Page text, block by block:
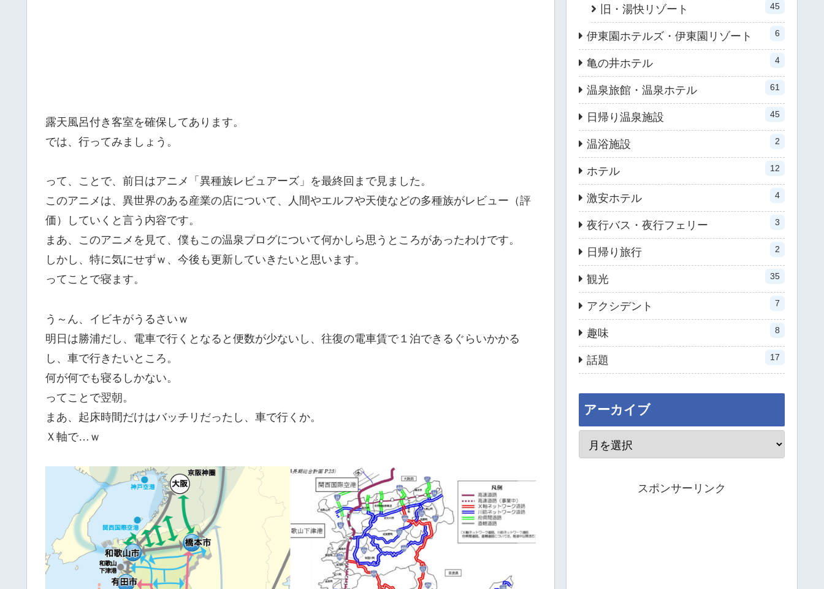
露天風呂付き客室を確保してあります。
では、行ってみましょう。
って、ことで、前日はアニメ「異種族レビュアーズ」を最終回まで見ました。
このアニメは、異世界のある産業の店について、人間やエルフや天使などの多種族がレビュー（評
価）していくと言う内容です。
まあ、このアニメを見て、僕もこの温泉ブログについて何かしら思うところがあったわけです。
しかし、特に気にせずｗ、今後も更新していきたいと思います。
ってことで寝ます。
う～ん、イビキがうるさいｗ
明日は勝浦だし、電車で行くとなると便数が少ないし、往復の電車賃で１泊できるぐらいかかる
し、車で行きたいところ。
何が何でも寝るしかない。
ってことで翌朝。
まあ、起床時間だけはバッチリだったし、車で行くか。
Ｘ軸で…ｗ
旧・湯快リゾート 45
伊東園ホテルズ・伊東園リゾート 6
亀の井ホテル 4
温泉旅館・温泉ホテル 61
日帰り温泉施設 45
温浴施設 2
ホテル 12
激安ホテル 4
夜行バス・夜行フェリー 3
日帰り旅行 2
観光 35
アクシデント 7
趣味 8
話題 17
アーカイブ
スポンサーリンク